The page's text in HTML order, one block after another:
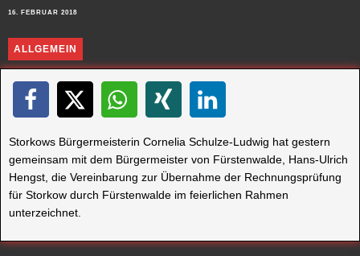
16. FEBRUAR 2018
ALLGEMEIN
Storkows Bürgermeisterin Cornelia Schulze-Ludwig hat gestern
gemeinsam mit dem Bürgermeister von Fürstenwalde, Hans-Ulrich
Hengst, die Vereinbarung zur Übernahme der Rechnungsprüfung
für Storkow durch Fürstenwalde im feierlichen Rahmen
unterzeichnet.